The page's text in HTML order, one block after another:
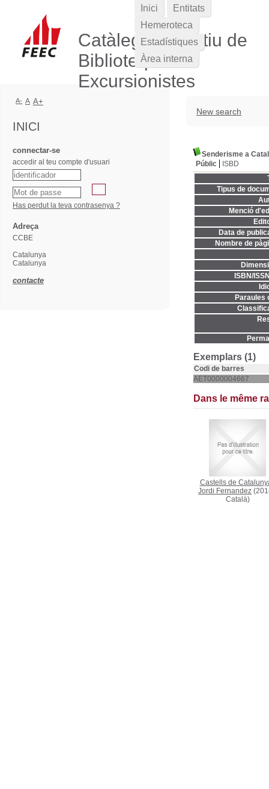
Catàleg Col·lectiu de
Biblioteques
Excursionistes
New search
Senderisme a
Públic
ISBD
Tipus de
Menció
Data de
Nombre de
ISBN/
Paraules
Exemplars (1)
Codi de barres
AET0000004667
Dans le même
Castells de
Jordi Fernandez
Català)
Inici
Entitats
Hemeroteca
Estadístiques
Àrea interna
A- A A+
INICI
connectar-se
accedir al teu compte d'usuari
Has perdut la teva contrasenya ?
Adreça
CCBE
Catalunya
Catalunya
contacte